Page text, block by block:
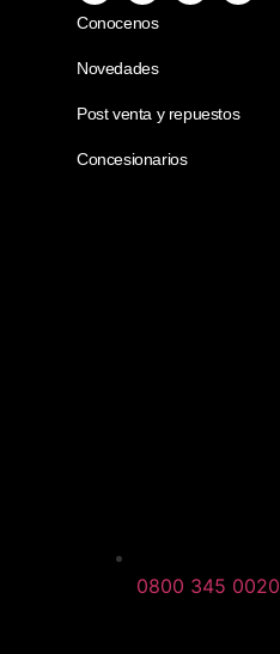
Conocenos
Novedades
Post venta y repuestos
Concesionarios
0800 345 0020